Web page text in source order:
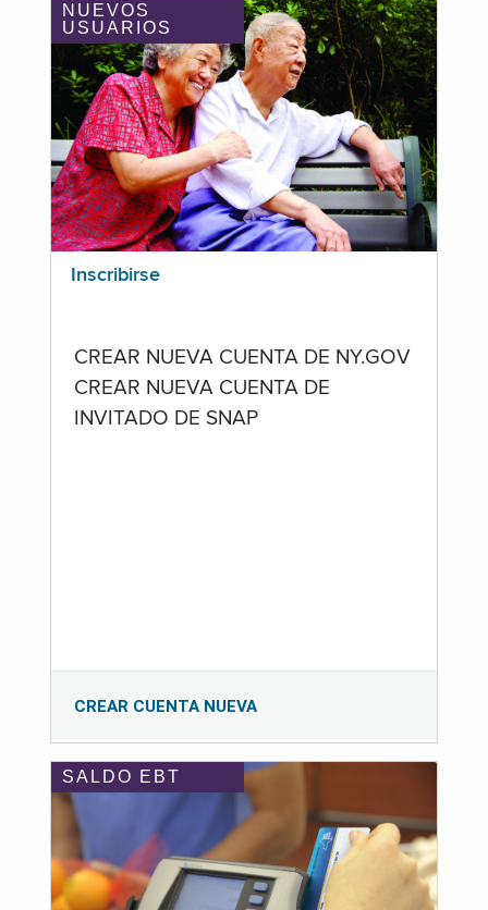
NUEVOS
USUARIOS
Inscribirse
CREAR NUEVA CUENTA DE NY.GOV
CREAR NUEVA CUENTA DE
INVITADO DE SNAP
CREAR CUENTA NUEVA
SALDO EBT